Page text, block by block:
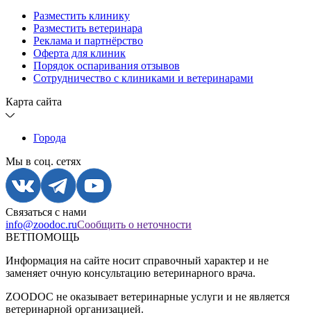
Разместить клинику
Разместить ветеринара
Реклама и партнёрство
Оферта для клиник
Порядок оспаривания отзывов
Сотрудничество с клиниками и ветеринарами
Карта сайта
Города
Мы в соц. сетях
Связаться с нами
info@zoodoc.ruСообщить о неточности
ВЕТПОМОЩЬ
Информация на сайте носит справочный характер и не
заменяет очную консультацию ветеринарного врача.
ZOODOC не оказывает ветеринарные услуги и не является
ветеринарной организацией.